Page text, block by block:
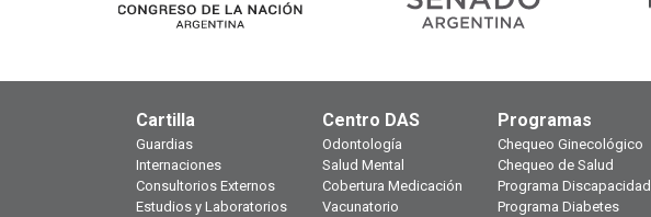
Cartilla
Guardias
Internaciones
Consultorios Externos
Estudios y Laboratorios
Centro DAS
Odontología
Salud Mental
Cobertura Medicación
Vacunatorio
Programas
Chequeo Ginecológico
Chequeo de Salud
Programa Discapacidad
Programa Diabetes